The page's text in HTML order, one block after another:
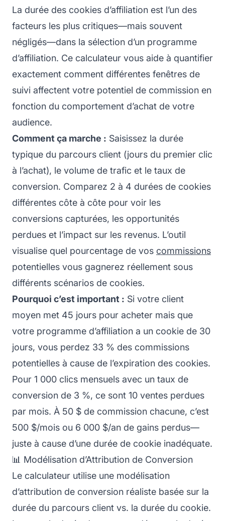
La durée des cookies d’affiliation est l’un des
facteurs les plus critiques—mais souvent
négligés—dans la sélection d’un programme
d’affiliation. Ce calculateur vous aide à quantifier
exactement comment différentes fenêtres de
suivi affectent votre potentiel de commission en
fonction du comportement d’achat de votre
audience.
Comment ça marche : Saisissez la durée
typique du parcours client (jours du premier clic
à l’achat), le volume de trafic et le taux de
conversion. Comparez 2 à 4 durées de cookies
différentes côte à côte pour voir les
conversions capturées, les opportunités
perdues et l’impact sur les revenus. L’outil
visualise quel pourcentage de vos commissions
potentielles vous gagnerez réellement sous
différents scénarios de cookies.
Pourquoi c’est important : Si votre client
moyen met 45 jours pour acheter mais que
votre programme d’affiliation a un cookie de 30
jours, vous perdez 33 % des commissions
potentielles à cause de l’expiration des cookies.
Pour 1 000 clics mensuels avec un taux de
conversion de 3 %, ce sont 10 ventes perdues
par mois. À 50 $ de commission chacune, c’est
500 $/mois ou 6 000 $/an de gains perdus—
juste à cause d’une durée de cookie inadéquate.
📊 Modélisation d’Attribution de Conversion
Le calculateur utilise une modélisation
d’attribution de conversion réaliste basée sur la
durée du parcours client vs. la durée du cookie.